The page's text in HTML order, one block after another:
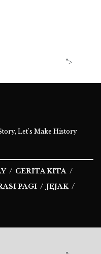
">
Let's Make History
CERITA KITA
PAGI
JEJAK